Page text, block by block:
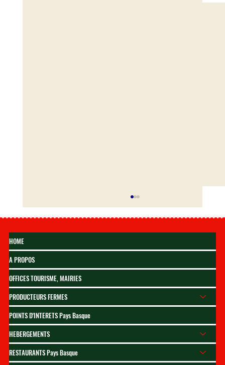
Gâteau basque 2026 : la
grande fête de Cambo en
octobre
HOME
A PROPOS
OFFICES TOURISME, MAIRIES
PRODUCTEURS FERMES
POINTS D'INTERETS Pays Basque
HEBERGEMENTS
RESTAURANTS Pays Basque